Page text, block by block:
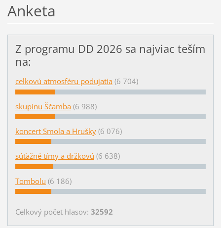
Anketa
Z programu DD 2026 sa najviac teším
na:
celkovú atmosféru podujatia (6 704)
skupinu Ščamba (6 988)
koncert Smola a Hrušky (6 076)
súťažné tímy a držkovú (6 638)
Tombolu (6 186)
Celkový počet hlasov: 32592